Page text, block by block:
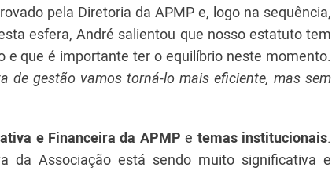
pela Diretoria da APMP e, logo na sequência,
esfera, André salientou que nosso estatuto tem
e que é importante ter o equilíbrio neste momento.
de gestão vamos torná-lo mais eficiente, mas sem
e Financeira da APMP e temas institucionais.
da Associação está sendo muito significativa e